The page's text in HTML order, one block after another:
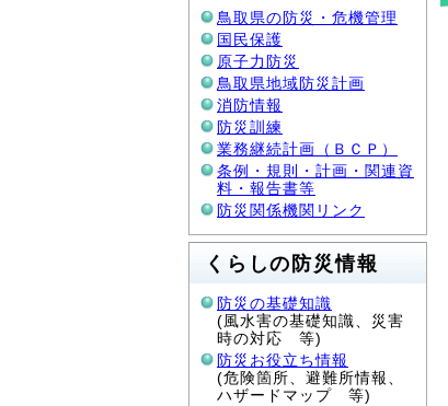
鳥取県の防災・危機管理
国民保護
原子力防災
鳥取県地域防災計画
消防情報
防災訓練
業務継続計画（ＢＣＰ）
条例・規則・計画・関連資
料・報告書等
防災関係機関リンク
くらしの防災情報
防災の基礎知識
(風水害の基礎知識、災害
時の対応 等)
防災お役立ち情報
(危険箇所、避難所情報、
ハザードマップ 等)